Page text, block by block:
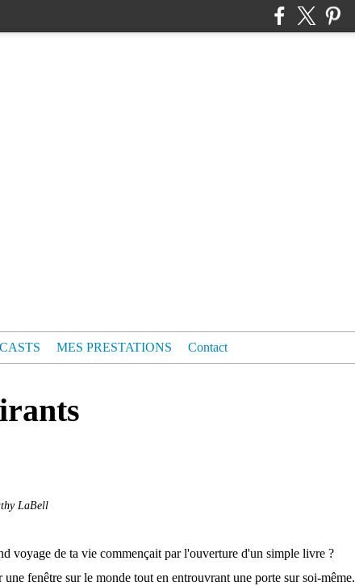
MES PRESTATIONS Contact
LaBell
voyage de ta vie commençait par l'ouverture d'un simple livre ?
fenêtre sur le monde tout en entrouvrant une porte sur soi-même.